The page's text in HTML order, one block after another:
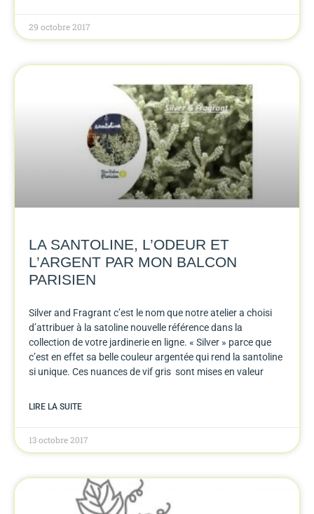
29 octobre 2017
LA SANTOLINE, L’ODEUR ET
L’ARGENT PAR MON BALCON
PARISIEN
Silver and Fragrant c’est le nom que notre atelier a choisi
d’attribuer à la satoline nouvelle référence dans la
collection de votre jardinerie en ligne. « Silver » parce que
c’est en effet sa belle couleur argentée qui rend la santoline
si unique. Ces nuances de vif gris sont mises en valeur
LIRE LA SUITE
13 octobre 2017